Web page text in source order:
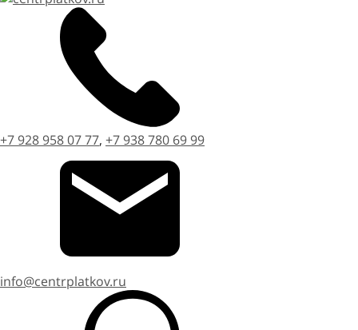
+7 928 958 07 77, +7 938 780 69 99
info@centrplatkov.ru